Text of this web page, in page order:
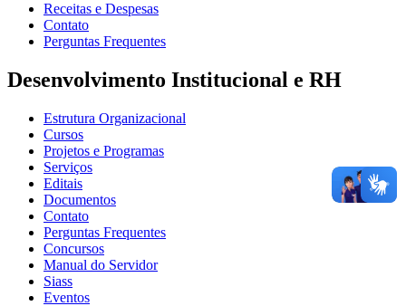
Receitas e Despesas
Contato
Perguntas Frequentes
Desenvolvimento Institucional e RH
Estrutura Organizacional
Cursos
Projetos e Programas
Serviços
Editais
Documentos
Contato
Perguntas Frequentes
Concursos
Manual do Servidor
Siass
Eventos